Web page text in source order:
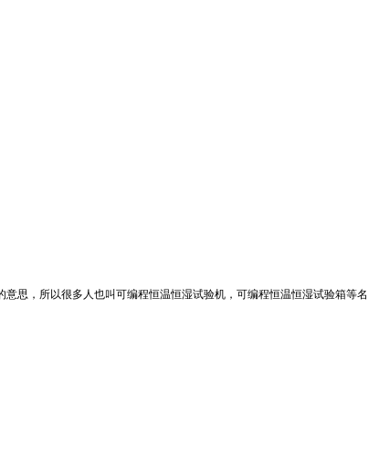
思，所以很多人也叫可编程恒温恒湿试验机，可编程恒温恒湿试验箱等名